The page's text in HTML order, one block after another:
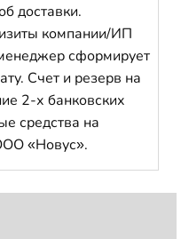
доставки.
компании/ИП
сформирует
Счет и резерв на
2-х банковских
средства на
«Новус».